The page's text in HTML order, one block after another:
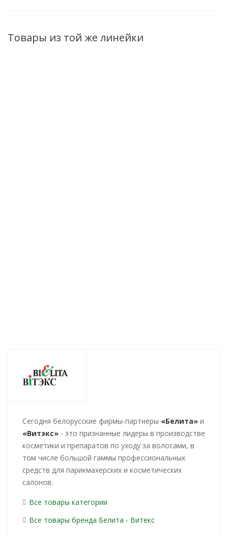
Товары из той же линейки
Cегодня белорусские фирмы-партнеры «Белита» и
«Витэкс» - это признанные лидеры в производстве
косметики и препаратов по уходу за волосами, в
том числе большой гаммы профессиональных
средств для парикмахерских и косметических
салонов.
Все товары категории
Все товары бренда Белита - Витекс